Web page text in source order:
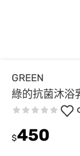
GREEN
綠的抗菌沐浴
$450